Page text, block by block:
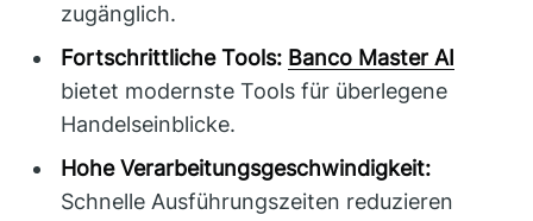
zugänglich.
Fortschrittliche Tools: Banco Master AI
bietet modernste Tools für überlegene
Handelseinblicke.
Hohe Verarbeitungsgeschwindigkeit:
Schnelle Ausführungszeiten reduzieren